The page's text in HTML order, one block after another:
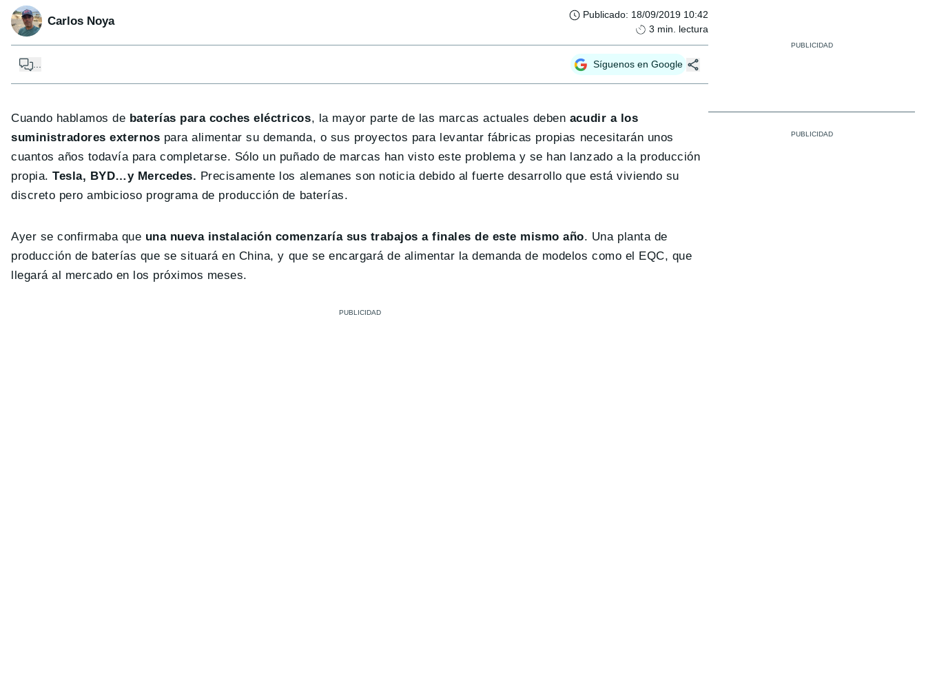
Carlos Noya Publicado: 18/09/2019 10:42
3 min. lectura
Síguenos en Google
Cuando hablamos de baterías para coches eléctricos, la mayor parte de las marcas actuales deben acudir a los
suministradores externos para alimentar su demanda, o sus proyectos para levantar fábricas propias necesitarán unos
cuantos años todavía para completarse. Sólo un puñado de marcas han visto este problema y se han lanzado a la producción
propia.Tesla, BYD…y Mercedes. Precisamente los alemanes son noticia debido al fuerte desarrollo que está viviendo su
discreto pero ambicioso programa de producción de baterías.
Ayer se confirmaba que una nueva instalación comenzaría sus trabajos a finales de este mismo año. Una planta de
producción de baterías que se situará en China, y que se encargará de alimentar la demanda de modelos como el EQC, que
llegará al mercado en los próximos meses.